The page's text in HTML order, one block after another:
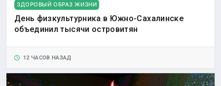
ЗДОРОВЫЙ ОБРАЗ ЖИЗНИ
День физкультурника в Южно-Сахалинске
объединил тысячи островитян
12 ЧАСОВ НАЗАД